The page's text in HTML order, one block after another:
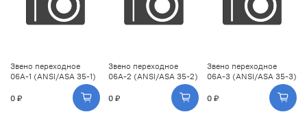
Звено переходное
06A-1 (ANSI/ASA 35-1)
0 ₽
Звено переходное
06A-2 (ANSI/ASA 35-2)
0 ₽
Звено переходное
06A-3 (ANSI/ASA 35-3)
0 ₽